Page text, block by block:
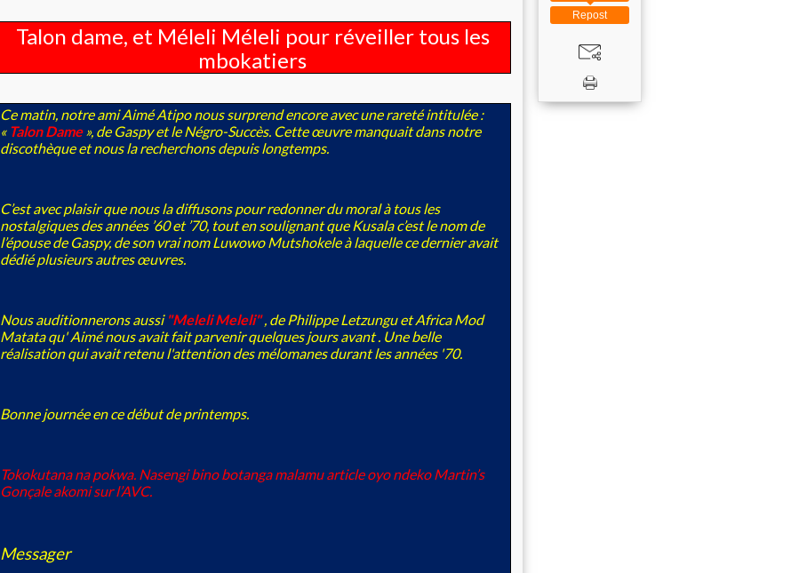
Talon dame, et Méleli Méleli pour réveiller tous les
mbokatiers
Ce matin, notre ami Aimé Atipo nous surprend encore avec une rareté intitulée :
« Talon Dame», de Gaspy et le Négro-Succès. Cette œuvre manquait dans notre
discothèque et nous la recherchons depuis longtemps.
C’est avec plaisir que nous la diffusons pour redonner du moral à tous les
nostalgiques des années ’60 et ’70, tout en soulignant que Kusala c’est le nom de
l’épouse de Gaspy, de son vrai nom Luwowo Mutshokele à laquelle ce dernier avait
dédié plusieurs autres œuvres.
Nous auditionnerons aussi "Meleli Meleli", de Philippe Letzungu et Africa Mod
Matata qu' Aimé nous avait fait parvenir quelques jours avant . Une belle
réalisation qui avait retenu l'attention des mélomanes durant les années '70.
Bonne journée en ce début de printemps.
Tokokutana na pokwa. Nasengi bino botanga malamu article oyo ndeko Martin’s
Gonçale akomi sur l’AVC.
Messager
Repost